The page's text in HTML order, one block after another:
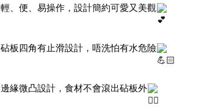
輕、便、易操作，設計簡約可愛又美觀
砧板四角有止滑設計，唔洗怕有水危險
邊緣微凸設計，食材不會滾出砧板外